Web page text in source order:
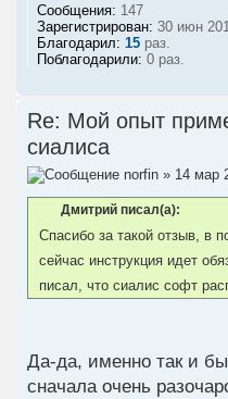
Сообщения: 147
Зарегистрирован: 30 июн
Благодарил: 15 раз.
Поблагодарили: 0 раз.
Re: Мой опыт
сиалиса
norfin » 14 мар
Дмитрий писал(а):
Спасибо за такой отзыв, в
сейчас инструкция идет
писал, что сиалис софт
Да-да, именно так и
сначала очень